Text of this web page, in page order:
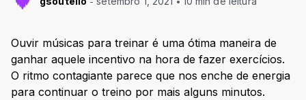
Ouvir músicas para treinar é uma ótima maneira de
ganhar aquele incentivo na hora de fazer exercícios.
O ritmo contagiante parece que nos enche de energia
para continuar o treino por mais alguns minutos.